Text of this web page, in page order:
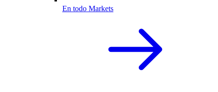
En todo Markets